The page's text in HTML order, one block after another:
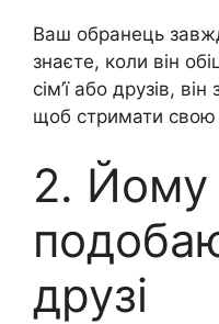
Ваш обранець
знаєте, коли він
сім’ї або друзів,
щоб стримати свою
2. Йому
друзі